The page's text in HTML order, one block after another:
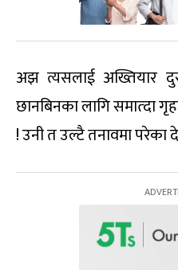
अझ त्यसलाई अख्तियार
छानबिनका लागि समात्दा
! उनी त उल्टै तनावमा परेका